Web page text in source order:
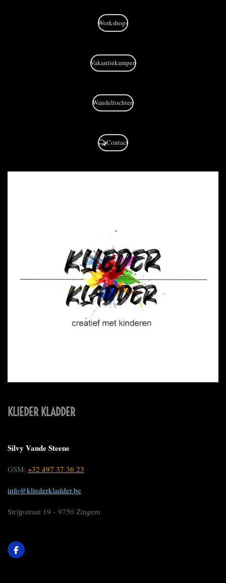
Workshops
Vakantiekampen
Wandeltochten
Contact
KLIEDER KLADDER
Silvy Vande Steene
GSM: +32 497 37 36 23
info@kliederkladder.be
Strijpstraat 19 - 9750 Zingem
F
a